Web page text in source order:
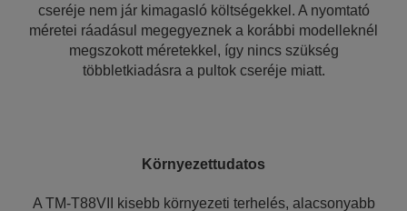
cseréje nem jár kimagasló költségekkel. A nyomtató
méretei ráadásul megegyeznek a korábbi modelleknél
megszokott méretekkel, így nincs szükség
többletkiadásra a pultok cseréje miatt.
Környezettudatos
A TM-T88VII kisebb környezeti terhelés, alacsonyabb